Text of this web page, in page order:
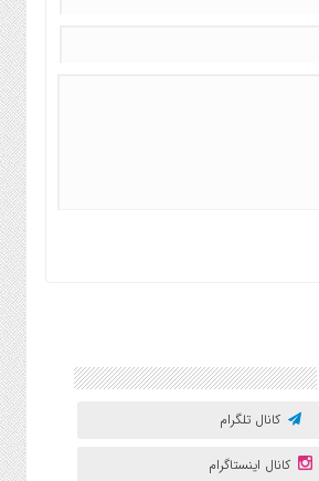
کانال تلگرام
کانال اینستاگرام